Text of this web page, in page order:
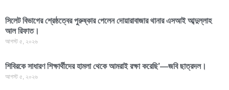
সিলেট বিভাগের শ্রেষ্ঠত্বের পুরুষ্কার পেলেন দোয়ারাবাজার থানার এসআই আব্দুল্লাহ
আল রিফাত।
আগস্ট ৫, ২০২৬
শিবিরকে সাধারণ শিক্ষার্থীদের হামলা থেকে আমরাই রক্ষা করেছি’—জবি ছাত্রদল।
আগস্ট ৫, ২০২৬